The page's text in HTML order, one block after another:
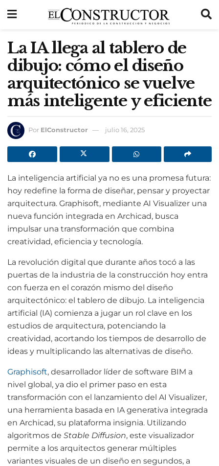
La IA llega al tablero de
dibujo: cómo el diseño
arquitectónico se vuelve
más inteligente y eficiente
Por ElConstructor julio 16, 2025
La inteligencia artificial ya no es una promesa futura:
hoy redefine la forma de diseñar, pensar y proyectar
arquitectura. Graphisoft, mediante AI Visualizer una
nueva función integrada en Archicad, busca
impulsar una transformación que combina
creatividad, eficiencia y tecnología.
La revolución digital que durante años tocó a las
puertas de la industria de la construcción hoy entra
con fuerza en el corazón mismo del diseño
arquitectónico: el tablero de dibujo. La inteligencia
artificial (IA) comienza a jugar un rol clave en los
estudios de arquitectura, potenciando la
creatividad, acortando los tiempos de desarrollo de
ideas y multiplicando las alternativas de diseño.
Graphisoft, desarrollador líder de software BIM a
nivel global, ya dio el primer paso en esta
transformación con el lanzamiento del AI Visualizer,
una herramienta basada en IA generativa integrada
en Archicad, su plataforma insignia. Utilizando
algoritmos de Stable Diffusion, este visualizador
permite a los arquitectos generar múltiples
variantes visuales de un diseño en segundos, a